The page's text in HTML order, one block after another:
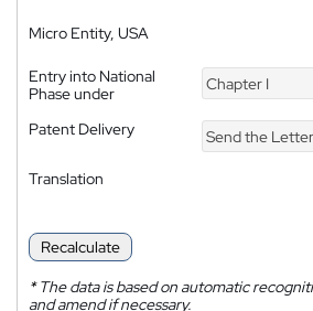
Micro Entity, USA
Entry into National
Phase under
Chapter I
Patent Delivery Send the Letters
Translation
Recalculate
*The data is based on automatic
and amend if necessary.